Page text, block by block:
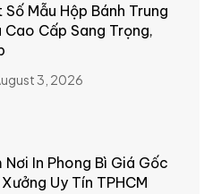
Số Mẫu Hộp Bánh Trung
Cao Cấp Sang Trọng,
3, 2026
Nơi In Phong Bì Giá Gốc
Uy Tín TPHCM